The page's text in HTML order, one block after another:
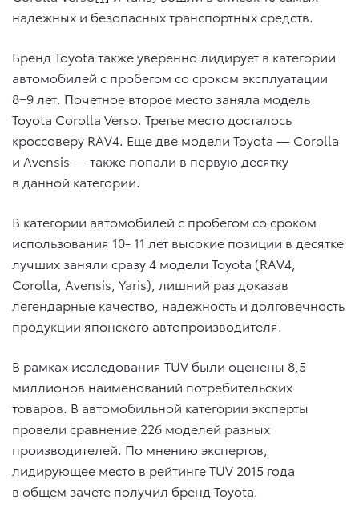
надежных и безопасных транспортных средств.
Бренд Toyota также уверенно лидирует в категории
автомобилей с пробегом со сроком эксплуатации
8−9 лет. Почетное второе место заняла модель
Toyota Corolla Verso. Третье место досталось
кроссоверу RAV4. Еще две модели Toyota — Corolla
и Avensis — также попали в первую десятку
в данной категории.
В категории автомобилей с пробегом со сроком
использования 10- 11 лет высокие позиции в десятке
лучших заняли сразу 4 модели Toyota (RAV4,
Corolla, Avensis, Yaris), лишний раз доказав
легендарные качество, надежность и долговечность
продукции японского автопроизводителя.
В рамках исследования TUV были оценены 8,5
миллионов наименований потребительских
товаров. В автомобильной категории эксперты
провели сравнение 226 моделей разных
производителей. По мнению экспертов,
лидирующее место в рейтинге TUV 2015 года
в общем зачете получил бренд Toyota.